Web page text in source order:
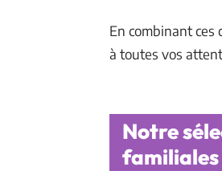
En combinant
à toutes vos
Notre